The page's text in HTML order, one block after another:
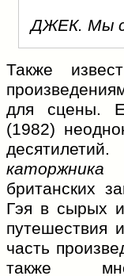
ДЖЕК. Мы
Также
для сцены.
(1982)
каторжника
британских
Гэя в сырых
путешествия
часть
также